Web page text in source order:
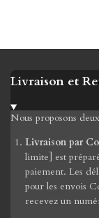
Livraison et
Nous proposons
Livraison par
limite] est
paiement. Les
pour les envois
recevez un